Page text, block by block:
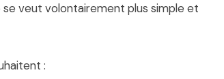
veut volontairement plus simple et
: